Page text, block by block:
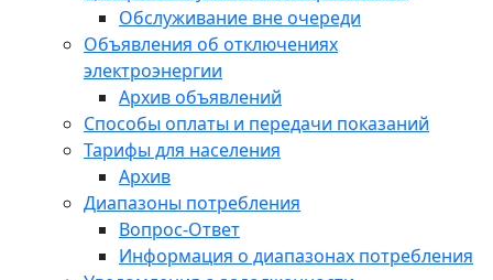
Обслуживание вне очереди
Объявления об отключениях
электроэнергии
Архив объявлений
Способы оплаты и передачи показаний
Тарифы для населения
Архив
Диапазоны потребления
Вопрос-Ответ
Информация о диапазонах потребления